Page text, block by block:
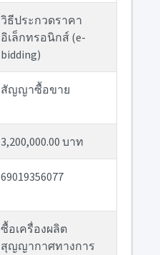
วิธีประกวดราคา
อิเล็กทรอนิกส์ (e-
bidding)
สัญญาซื้อขาย
3,200,000.00 บาท
69019356077
ซื้อเครื่องผลิต
สุญญากาศทางการ